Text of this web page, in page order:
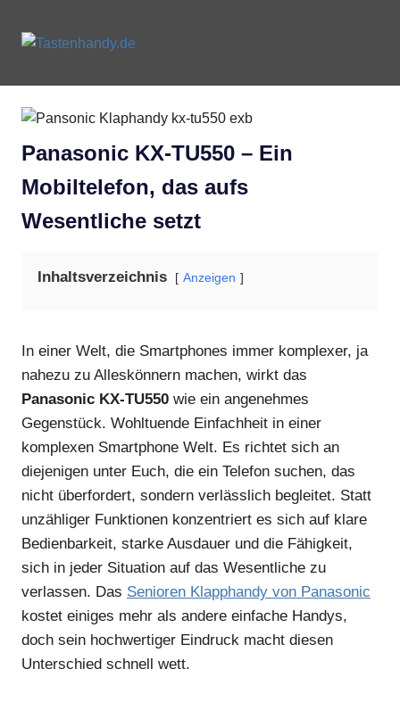
Inhalt
Phones
Panasonic KX-TU550 – Ein
Mobiltelefon, das aufs
Wesentliche setzt
Inhaltsverzeichnis Anzeigen
In einer Welt, die Smartphones immer komplexer, ja
nahezu zu Alleskönnern machen, wirkt das
Panasonic KX-TU550 wie ein angenehmes
Gegenstück. Wohltuende Einfachheit in einer
komplexen Smartphone Welt. Es richtet sich an
diejenigen unter Euch, die ein Telefon suchen, das
nicht überfordert, sondern verlässlich begleitet. Statt
unzähliger Funktionen konzentriert es sich auf klare
Bedienbarkeit, starke Ausdauer und die Fähigkeit,
sich in jeder Situation auf das Wesentliche zu
verlassen. Das Senioren Klapphandy von Panasonic
kostet einiges mehr als andere einfache Handys,
doch sein hochwertiger Eindruck macht diesen
Unterschied schnell wett.